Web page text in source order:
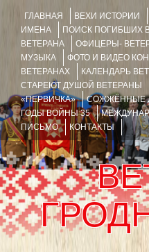
ГЛАВНАЯ ВЕХИ ИСТОРИИ
ИМЕНА
ПОИСК ПОГИБШИХ
ВЕТЕРАНА
ОФИЦЕРЫ-
МУЗЫКА
ФОТО И ВИДЕО
ВЕТЕРАНАХ
КАЛЕНДАРЬ
СТАРЕЮТ ДУШОЙ ВЕТЕРАНЫ
«ПЕРВИЧКА»
СОЖЖЁННЫЕ
ГОДЫ ВОЙНЫ 35
ПИСЬМО
КОНТАКТЫ